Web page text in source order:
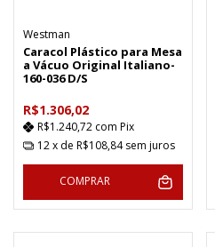
Westman
Caracol Plástico para Mesa
a Vácuo Original Italiano-
160-036 D/S
R$1.306,02
R$1.240,72 com Pix
12x de R$108,84 sem juros
COMPRAR